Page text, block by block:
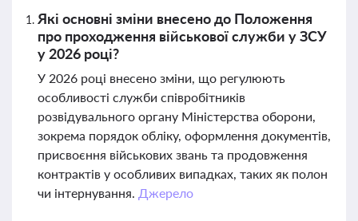
Які основні зміни внесено до Положення
про проходження військової служби у ЗСУ
у 2026 році?
У 2026 році внесено зміни, що регулюють
особливості служби співробітників
розвідувального органу Міністерства оборони,
зокрема порядок обліку, оформлення документів,
присвоєння військових звань та продовження
контрактів у особливих випадках, таких як полон
чи інтернування. Джерело